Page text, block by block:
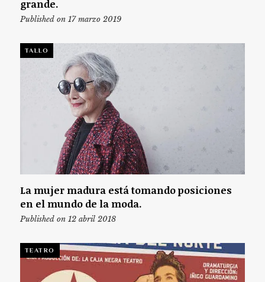
grande.
Published on 17 marzo 2019
TALLO
La mujer madura está tomando posiciones
en el mundo de la moda.
Published on 12 abril 2018
TEATRO